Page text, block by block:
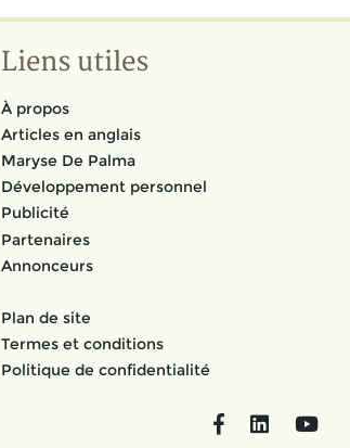
Liens utiles
À propos
Articles en anglais
Maryse De Palma
Développement personnel
Publicité
Partenaires
Annonceurs
Plan de site
Termes et conditions
Politique de confidentialité
FacebookLinkedIn